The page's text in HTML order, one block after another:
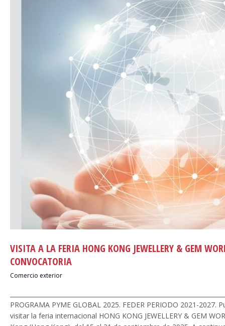
VISITA A LA FERIA HONG KONG JEWELLERY & GEM
CONVOCATORIA
Comercio exterior
PROGRAMA PYME GLOBAL 2025. FEDER PERIODO 2021-
visitar la feria internacional HONG KONG JEWELLERY & GEM